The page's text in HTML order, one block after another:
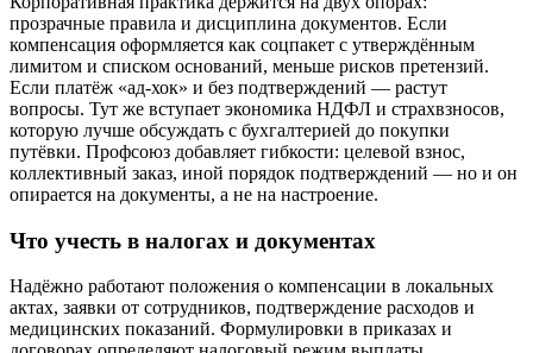
прозрачные правила и дисциплина документов. Если
компенсация оформляется как соцпакет с утверждённым
лимитом и списком оснований, меньше рисков претензий.
Если платёж «ад‑хок» и без подтверждений — растут
вопросы. Тут же вступает экономика НДФЛ и страхвзносов,
которую лучше обсуждать с бухгалтерией до покупки
путёвки. Профсоюз добавляет гибкости: целевой взнос,
коллективный заказ, иной порядок подтверждений — но и он
опирается на документы, а не на настроение.
Что учесть в налогах и документах
Надёжно работают положения о компенсации в локальных
актах, заявки от сотрудников, подтверждение расходов и
медицинских показаний. Формулировки в приказах и